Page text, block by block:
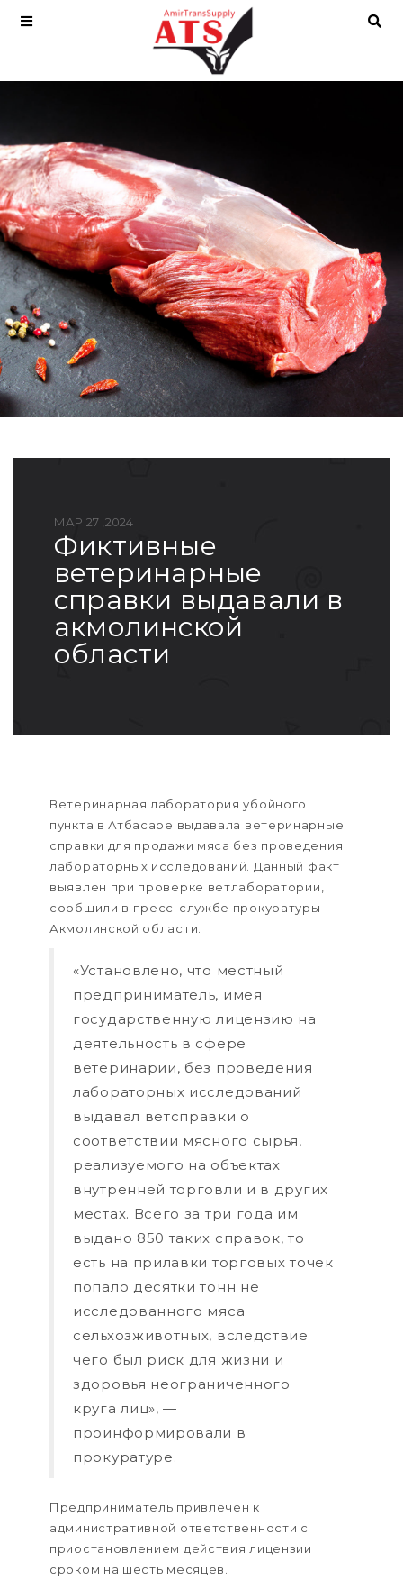
МАР 27 ,2024
фиктивные
ветеринарные
справки выдавали в
акмолинской
области
Ветеринарная лаборатория убойного
пункта в Атбасаре выдавала ветеринарные
справки для продажи мяса без проведения
лабораторных исследований. Данный факт
выявлен при проверке ветлаборатории,
сообщили в пресс-службе прокуратуры
Акмолинской области.
«Установлено, что местный
предприниматель, имея
государственную лицензию на
деятельность в сфере
ветеринарии, без проведения
лабораторных исследований
выдавал ветсправки о
соответствии мясного сырья,
реализуемого на объектах
внутренней торговли и в других
местах. Всего за три года им
выдано 850 таких справок, то
есть на прилавки торговых точек
попало десятки тонн не
исследованного мяса
сельхозживотных, вследствие
чего был риск для жизни и
здоровья неограниченного
круга лиц», —
проинформировали в
прокуратуре.
Предприниматель привлечен к
административной ответственности с
приостановлением действия лицензии
сроком на шесть месяцев.